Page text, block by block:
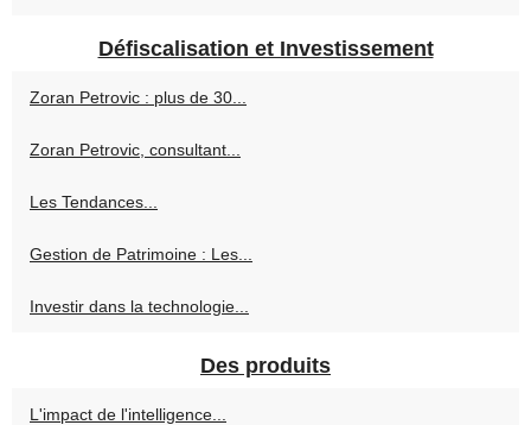
Défiscalisation et Investissement
Zoran Petrovic : plus de 30...
Zoran Petrovic, consultant...
Les Tendances...
Gestion de Patrimoine : Les...
Investir dans la technologie...
Des produits
L'impact de l'intelligence...